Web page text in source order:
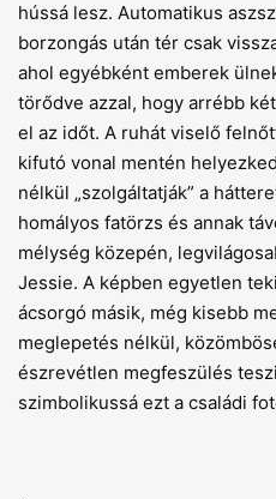
hússá lesz. Automatikus
borzongás után tér csak
ahol egyébként emberek
törődve azzal, hogy arrébb
el az időt. A ruhát viselő
kifutó vonal mentén
nélkül „szolgáltatják” a
homályos fatörzs és annak
mélység közepén,
Jessie. A képben egyetlen
ácsorgó másik, még kisebb
meglepetés nélkül,
észrevétlen megfeszülés
szimbolikussá ezt a családi